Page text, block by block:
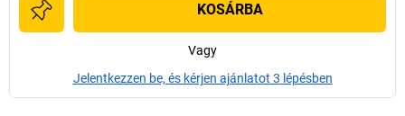
KOSÁRBA
Vagy
Jelentkezzen be, és kérjen ajánlatot 3 lépésben